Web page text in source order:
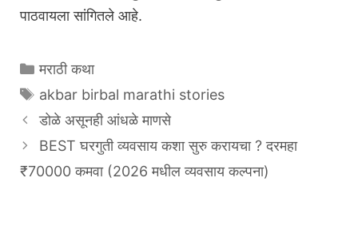
पाठवायला सांगितले आहे.
Categories
मराठी कथा
Tags
akbar birbal marathi stories
डोळे असूनही आंधळे माणसे
BEST घरगुती व्यवसाय कशा सुरु करायचा ? दरमहा
₹70000 कमवा (2026 मधील व्यवसाय कल्पना)